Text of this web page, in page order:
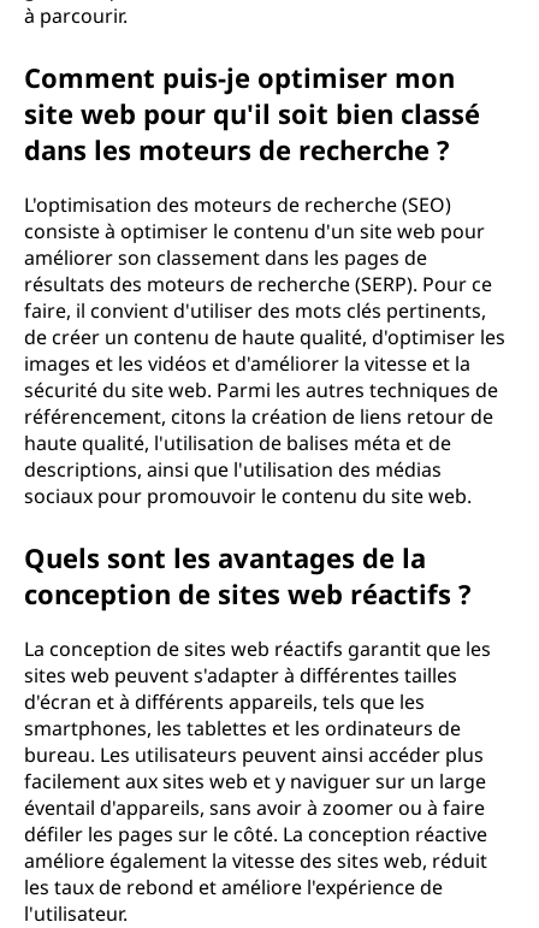
à parcourir.
Comment puis-je optimiser mon
site web pour qu'il soit bien classé
dans les moteurs de recherche ?
L'optimisation des moteurs de recherche (SEO)
consiste à optimiser le contenu d'un site web pour
améliorer son classement dans les pages de
résultats des moteurs de recherche (SERP). Pour ce
faire, il convient d'utiliser des mots clés pertinents,
de créer un contenu de haute qualité, d'optimiser les
images et les vidéos et d'améliorer la vitesse et la
sécurité du site web. Parmi les autres techniques de
référencement, citons la création de liens retour de
haute qualité, l'utilisation de balises méta et de
descriptions, ainsi que l'utilisation des médias
sociaux pour promouvoir le contenu du site web.
Quels sont les avantages de la
conception de sites web réactifs ?
La conception de sites web réactifs garantit que les
sites web peuvent s'adapter à différentes tailles
d'écran et à différents appareils, tels que les
smartphones, les tablettes et les ordinateurs de
bureau. Les utilisateurs peuvent ainsi accéder plus
facilement aux sites web et y naviguer sur un large
éventail d'appareils, sans avoir à zoomer ou à faire
défiler les pages sur le côté. La conception réactive
améliore également la vitesse des sites web, réduit
les taux de rebond et améliore l'expérience de
l'utilisateur.